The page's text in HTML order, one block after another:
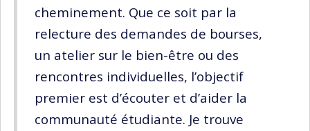
cheminement. Que ce soit par la
relecture des demandes de bourses,
un atelier sur le bien-être ou des
rencontres individuelles, l’objectif
premier est d’écouter et d’aider la
communauté étudiante. Je trouve